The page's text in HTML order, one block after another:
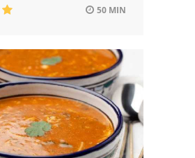
50 MIN